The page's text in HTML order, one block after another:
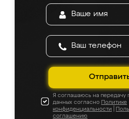
Я соглашаюсь на передачу
данных согласно Политике
конфиденциальности
соглашению